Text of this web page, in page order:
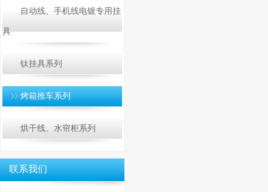
自动线、手机线电镀专用挂
具
钛挂具系列
烤箱推车系列
烘干线、水帘柜系列
联系我们